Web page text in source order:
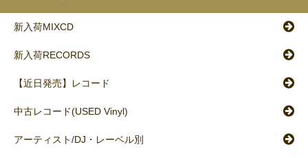
新入荷MIXCD
新入荷RECORDS
【近日発売】レコード
中古レコード(USED Vinyl)
アーティスト/DJ・レーベル別